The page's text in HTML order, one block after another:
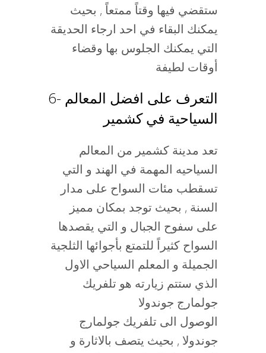
ستقضي فيها وقتاً ممتعاً , بحيث
يمكنك البقاء في احد ارجاء الحديقة
التي يمكنك الجلوس بها وقضاء
أوقات لطيفة
6- التعرف على افضل المعالم
السياحية في كشمير
تعد مدينة كشمير من المعالم
السياحيه المهمة في الهند و التي
تسقطب مئات السواح على مدار
السنة , بحيث توجد بمكان مميز
على سفوح الجبال و التي يقصدها
السواح كثيراً للتمتع بأجوائها الثلجية
الجميلة و المعلم السياحي الاول
الذي ستتم زيارته هو تلفريك
جولمارج جوندولا
الوصول الى تلفريك جولمارج
جوندولا , بحيث يتصف بالاثارة و